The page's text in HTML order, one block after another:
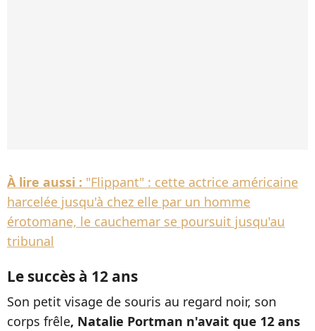
À lire aussi : "Flippant" : cette actrice américaine
harcelée jusqu'à chez elle par un homme
érotomane, le cauchemar se poursuit jusqu'au
tribunal
Le succès à 12 ans
Son petit visage de souris au regard noir, son
corps frêle, Natalie Portman n'avait que 12 ans